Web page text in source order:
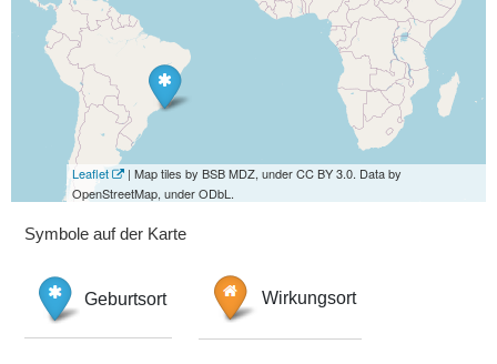
Leaflet
| Map tiles by BSB MDZ, under CC BY 3.0. Data by
OpenStreetMap, under ODbL.
Symbole auf der Karte
Geburtsort Wirkungsort